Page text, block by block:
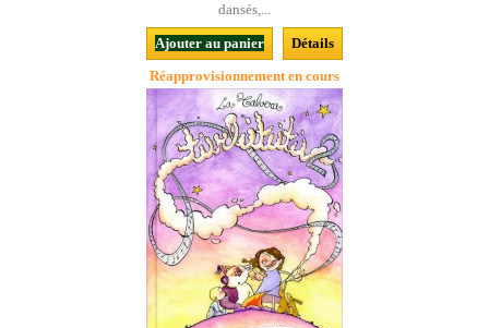
dansés,...
Ajouter au panier
Détails
Réapprovisionnement en cours